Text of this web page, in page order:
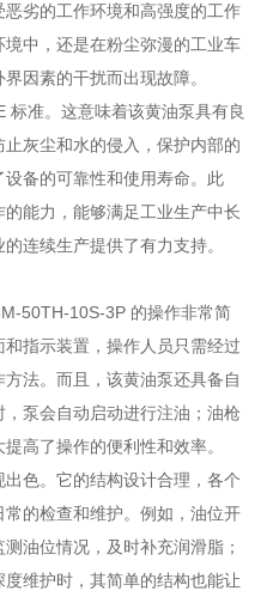
劣的工作环境和高强度的工作
中，还是在粉尘弥漫的工业车
因素的干扰而出现故障。
标准。这意味着该黄油泵具有良
灰尘和水的侵入，保护内部的
备的可靠性和使用寿命。此
能力，能够满足工业生产中长
连续生产提供了有力支持。
50TH-10S-3P 的操作非常简
指示装置，操作人员只需经过
法。而且，该黄油泵还具备自
泵会自动启动进行注油；油枪
高了操作的便利性和效率。
色。它的结构设计合理，各个
的检查和维护。例如，油位开
油位情况，及时补充润滑脂；
维护时，其简单的结构也能让